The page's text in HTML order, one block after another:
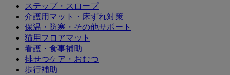
ステップ・スロープ
介護用マット・床ずれ対策
保温・防寒・その他サポート
猫用フロアマット
看護・食事補助
排せつケア・おむつ
歩行補助